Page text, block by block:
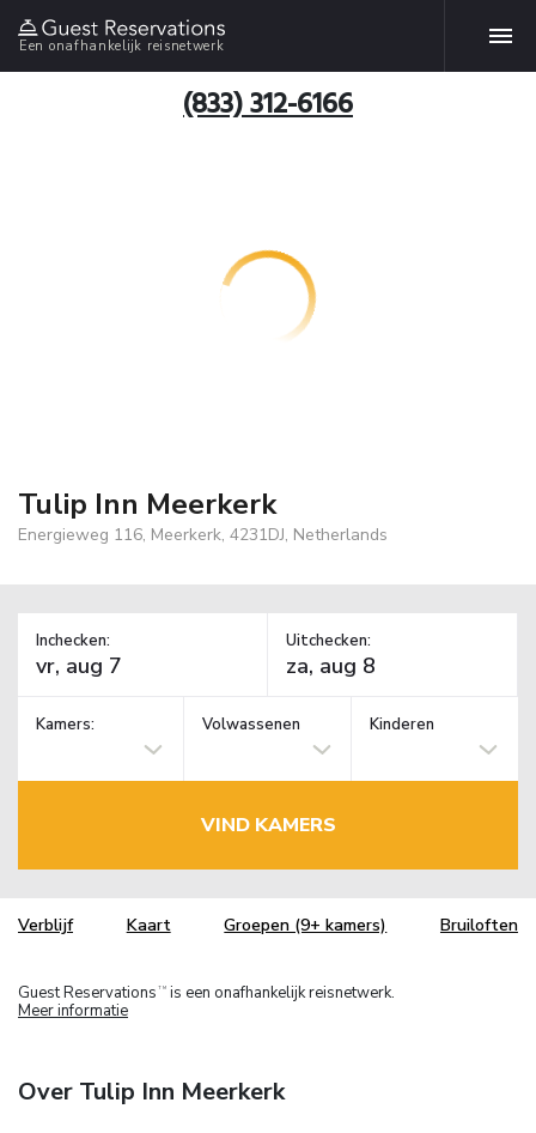
Een onafhankelijk reisnetwerk
(833) 312-6166
Tulip Inn Meerkerk
Energieweg 116, Meerkerk, 4231DJ, Netherlands
Inchecken: Uitchecken:
Kamers: Volwassenen Kinderen
VIND KAMERS
Verblijf Kaart Groepen (9+ kamers) Bruiloften
Guest Reservations TM is een onafhankelijk reisnetwerk.
Meer informatie
Over Tulip Inn Meerkerk